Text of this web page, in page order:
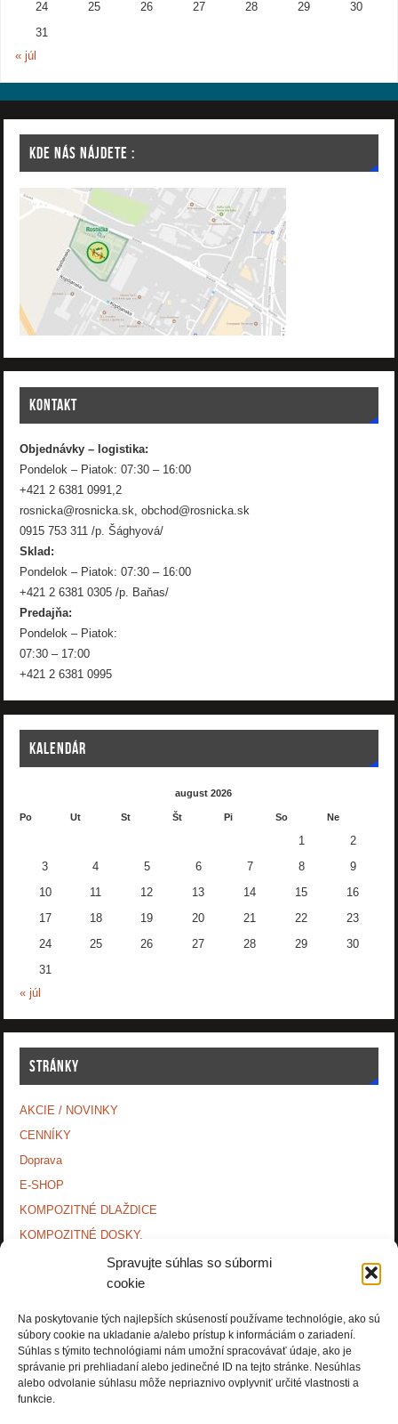
Spravujte súhlas so súbormi
cookie
Na poskytovanie tých najlepších skúseností používame technológie, ako sú
súbory cookie na ukladanie a/alebo prístup k informáciám o zariadení.
Súhlas s týmito technológiami nám umožní spracovávať údaje, ako je
správanie pri prehliadaní alebo jedinečné ID na tejto stránke. Nesúhlas
alebo odvolanie súhlasu môže nepriaznivo ovplyvniť určité vlastnosti a
funkcie.
24 25 26 27 28 29 30
31
« júl
KDE NÁS NÁJDETE :
KONTAKT
Objednávky – logistika:
Pondelok – Piatok: 07:30 – 16:00
+421 2 6381 0991,2
rosnicka@rosnicka.sk, obchod@rosnicka.sk
0915 753 311 /p. Šághyová/
Sklad:
Pondelok – Piatok: 07:30 – 16:00
+421 2 6381 0305 /p. Baňas/
Predajňa:
Pondelok – Piatok:
07:30 – 17:00
+421 2 6381 0995
KALENDÁR
august 2026
Po Ut St Št Pi So Ne
1 2
3 4 5 6 7 8 9
10 11 12 13 14 15 16
17 18 19 20 21 22 23
24 25 26 27 28 29 30
31
« júl
STRÁNKY
AKCIE / NOVINKY
CENNÍKY
Doprava
E-SHOP
KOMPOZITNÉ DLAŽDICE
KOMPOZITNÉ DOSKY.
MONTÁŽNE NÁVODY
OCHRANA OSOBNÝCH ÚDAJOV
PRÍSLUŠENSTVO.
Zásady používania súborov cookie (EÚ)